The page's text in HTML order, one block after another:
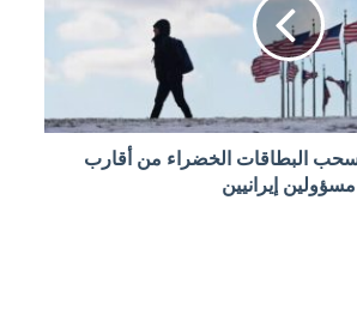
تسحب البطاقات الخضراء من أقارب
مسؤولين إيرانيين